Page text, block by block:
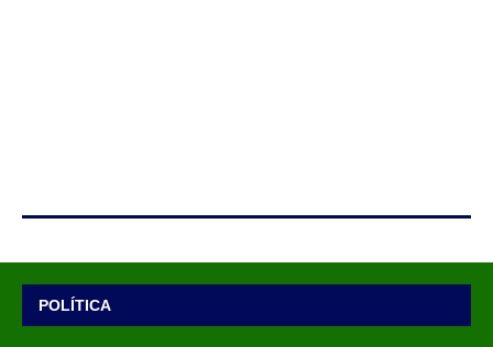
POLÍTICA